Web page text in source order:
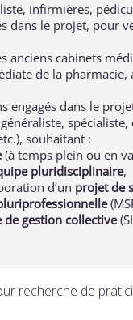
infirmières,
dans le projet, pour
anciens cabinets
de la
engagés dans le
souhaitant :
(à temps plein ou en
pluridisciplinaire,
d’un projet de
de gestion collective
recherche de